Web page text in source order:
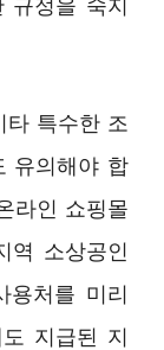
타 특수한 조
유의해야 합
라인 쇼핑몰
역 소상공인
용처를 미리
지급된 지